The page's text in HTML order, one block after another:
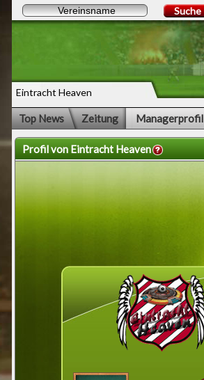
Eintracht Heaven
Suche
Top News Zeitung Managerprofil
Profil von Eintracht Heaven